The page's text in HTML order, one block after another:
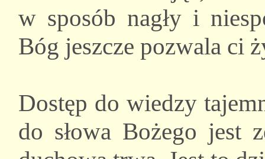
w sposób nagły i
Bóg jeszcze pozwala ci
Dostęp do wiedzy
do słowa Bożego jest